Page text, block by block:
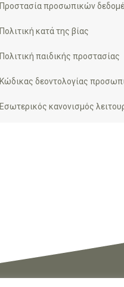
Προστασία προσωπικών
Πολιτική κατά της βίας
Πολιτική παιδικής προστασίας
Κώδικας δεοντολογίας
Εσωτερικός κανονισμός